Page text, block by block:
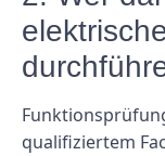
qualifiziertem